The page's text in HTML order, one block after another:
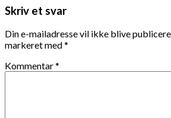
Skriv et svar
Din e-mailadresse vil ikke blive
markeret med*
Kommentar*